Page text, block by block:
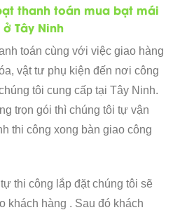
thanh toán mua bạt mái
Tây Ninh
toán cùng với việc giao hàng
vật tư phụ kiện đến nơi công
tôi cung cấp tại Tây Ninh.
trọn gói thì chúng tôi tự vận
thi công xong bàn giao công
thi công lắp đặt chúng tôi sẽ
khách hàng . Sau đó khách